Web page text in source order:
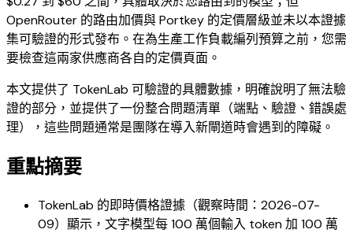
OpenRouter 的路由加價與 Portkey 的定價層級並未以本證據
集可驗證的形式發布。在為生產工作負載編列預算之前，您需
要檢查這兩家供應商各自的定價頁面。
本文提供了 TokenLab 可驗證的具體數據，明確說明了無法驗
證的部分，並提供了一份整合問題清單（端點、驗證、錯誤處
理），這些問題通常是團隊在導入新閘道時會遇到的障礙。
重點摘要
TokenLab 的即時價格證據（觀察時間：2026-07-
09）顯示，文字模型每 100 萬個輸入 token 加 100 萬